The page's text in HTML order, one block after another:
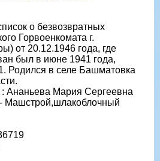
о безвозвратных
Горвоенкомата г.
от 20.12.1946 года, где
был в июне 1941 года,
Родился в селе Башматовка
Ананьева Мария Сергеевна
Машстрой,шлакоблочный